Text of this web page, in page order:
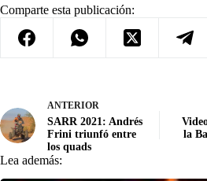
Comparte esta publicación:
ANTERIOR
SARR 2021: Andrés
Frini triunfó entre
los quads
la
Lea además: